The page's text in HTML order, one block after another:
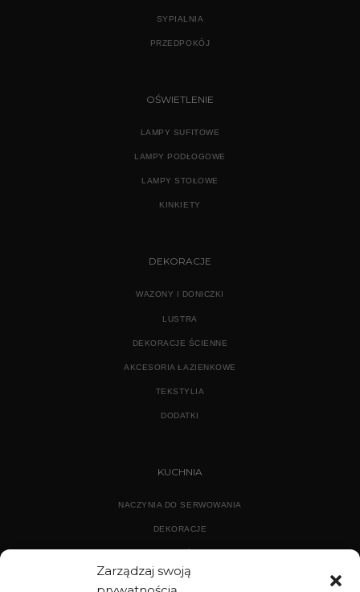
Zarządzaj swoją
SYPIALNIA
PRZEDPOKÓJ
OŚWIETLENIE
LAMPY SUFITOWE
LAMPY PODŁOGOWE
LAMPY STOŁOWE
KINKIETY
DEKORACJE
WAZONY I DONICZKI
LUSTRA
DEKORACJE ŚCIENNE
AKCESORIA ŁAZIENKOWE
TEKSTYLIA
DODATKI
KUCHNIA
NACZYNIA DO SERWOWANIA
DEKORACJE